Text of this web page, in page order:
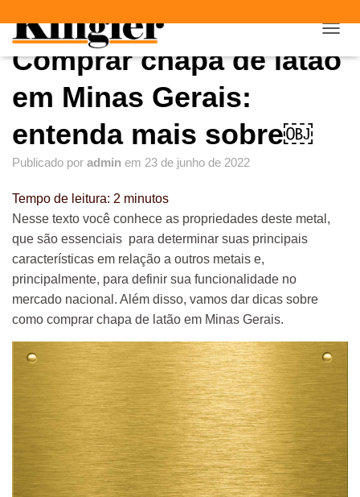
L
T
Comprar chapa de latão
em Minas Gerais:
entenda mais sobre￼
Publicado por admin em 23 de junho de 2022
Tempo de leitura: 2 minutos
Nesse texto você conhece as propriedades deste metal,
que são essenciais para determinar suas principais
características em relação a outros metais e,
principalmente, para definir sua funcionalidade no
mercado nacional. Além disso, vamos dar dicas sobre
como comprar chapa de latão em Minas Gerais.